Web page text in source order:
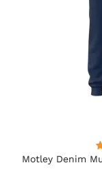
Motley Denim